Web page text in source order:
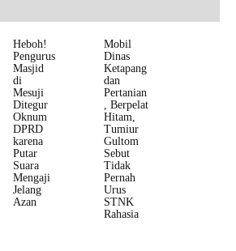
Heboh!
Pengurus
Masjid
di
Mesuji
Ditegur
Oknum
DPRD
karena
Putar
Suara
Mengaji
Jelang
Azan
Mobil
Dinas
Ketapang
dan
Pertanian
, Berpelat
Hitam,
Tumiur
Gultom
Sebut
Tidak
Pernah
Urus
STNK
Rahasia